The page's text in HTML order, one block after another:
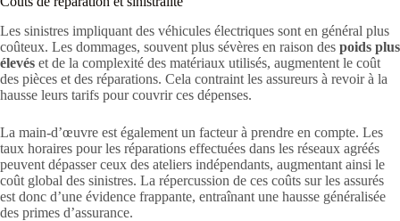
Les sinistres impliquant des véhicules électriques sont en général plus
coûteux. Les dommages, souvent plus sévères en raison des poids plus
élevés et de la complexité des matériaux utilisés, augmentent le coût
des pièces et des réparations. Cela contraint les assureurs à revoir à la
hausse leurs tarifs pour couvrir ces dépenses.
La main-d’œuvre est également un facteur à prendre en compte. Les
taux horaires pour les réparations effectuées dans les réseaux agréés
peuvent dépasser ceux des ateliers indépendants, augmentant ainsi le
coût global des sinistres. La répercussion de ces coûts sur les assurés
est donc d’une évidence frappante, entraînant une hausse généralisée
des primes d’assurance.